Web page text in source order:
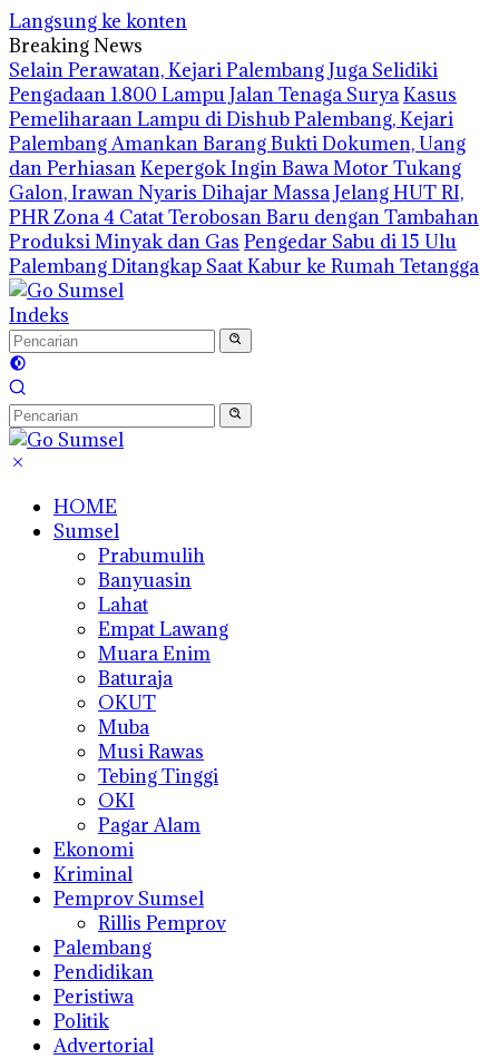
Langsung ke konten
Breaking News
Selain Perawatan, Kejari Palembang Juga Selidiki
Pengadaan 1.800 Lampu Jalan Tenaga SuryaKasus
Pemeliharaan Lampu di Dishub Palembang, Kejari
Palembang Amankan Barang Bukti Dokumen, Uang
dan PerhiasanKepergok Ingin Bawa Motor Tukang
Galon, Irawan Nyaris Dihajar MassaJelang HUT RI,
PHR Zona 4 Catat Terobosan Baru dengan Tambahan
Produksi Minyak dan Gas Pengedar Sabu di 15 Ulu
Palembang Ditangkap Saat Kabur ke Rumah Tetangga
Indeks
HOME
Sumsel
Prabumulih
Banyuasin
Lahat
Empat Lawang
Muara Enim
Baturaja
OKUT
Muba
Musi Rawas
Tebing Tinggi
OKI
Pagar Alam
Ekonomi
Kriminal
Pemprov Sumsel
Rillis Pemprov
Palembang
Pendidikan
Peristiwa
Politik
Advertorial